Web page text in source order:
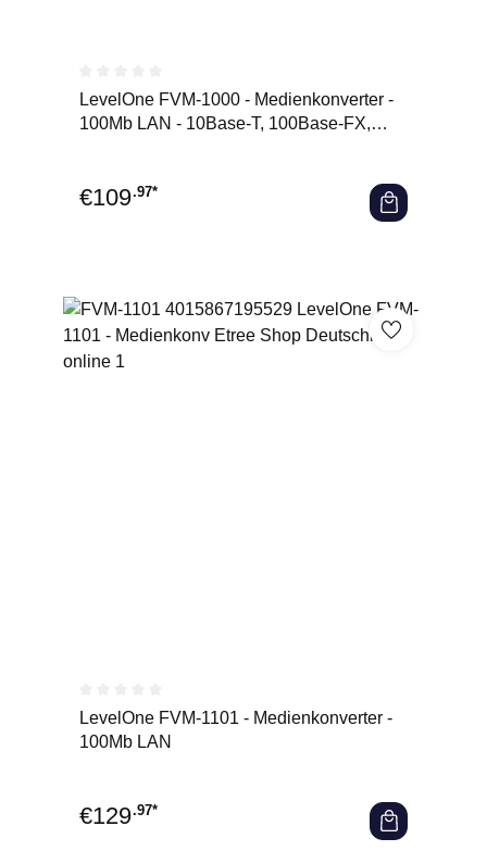
Durchschnittliche Bewertung von 0 von 5 Sternen
LevelOne FVM-1000 - Medienkonverter -
100Mb LAN - 10Base-T, 100Base-FX,
€109.97*
Durchschnittliche Bewertung von 0 von 5 Sternen
LevelOne FVM-1101 - Medienkonverter -
100Mb LAN
€129.97*